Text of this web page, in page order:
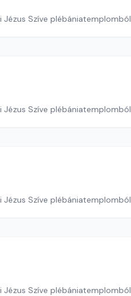
Szíve plébániatemplomból
Szíve plébániatemplomból
Szíve plébániatemplomból
Szíve plébániatemplomból